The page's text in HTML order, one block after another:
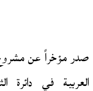
صدر مؤخراً عن
العربية في دائرة